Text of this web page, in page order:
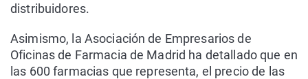
distribuidores.
Asimismo, la Asociación de Empresarios de
Oficinas de Farmacia de Madrid ha detallado que en
las 600 farmacias que representa, el precio de las